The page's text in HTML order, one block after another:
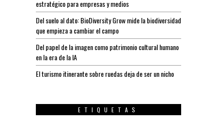
estratégico para empresas y medios
Del suelo al dato: BioDiversity Grow mide la biodiversidad
que empieza a cambiar el campo
Del papel de la imagen como patrimonio cultural humano
en la era de la IA
El turismo itinerante sobre ruedas deja de ser un nicho
ETIQUETAS